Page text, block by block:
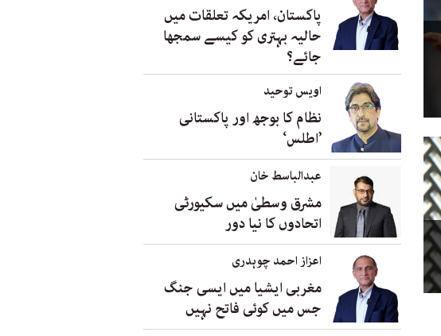
پاکستان، امریکہ تعلقات میں
حالیہ بہتری کو کیسے سمجھا
جائے؟
اویس توحید
نظام کا بوجھ اور پاکستانی
’اطلس‘
عبدالباسط خان
مشرق وسطیٰ میں سکیورٹی
اتحادوں کا نیا دور
اعزاز احمد چوہدری
مغربی ایشیا میں ایسی جنگ
جس میں کوئی فاتح نہیں